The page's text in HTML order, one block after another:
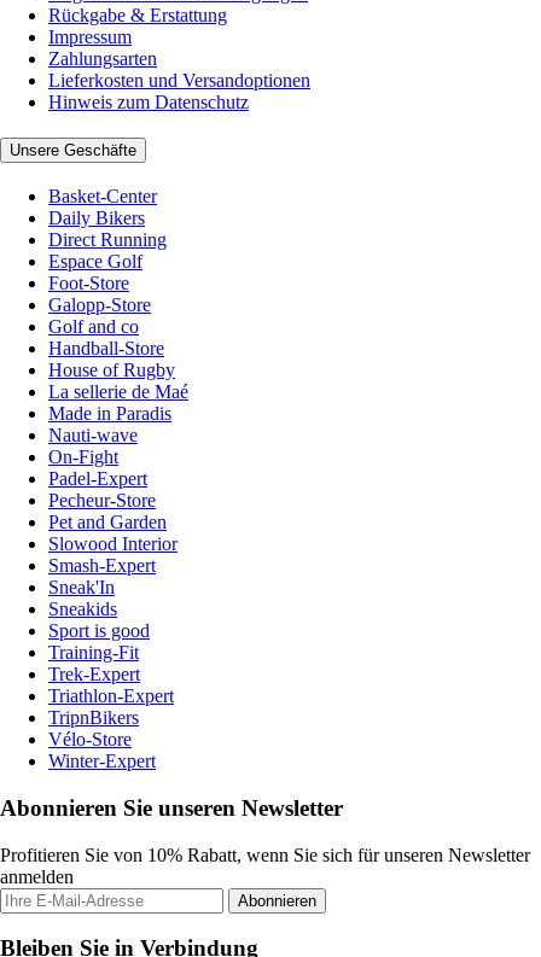
Rückgabe & Erstattung
Impressum
Zahlungsarten
Lieferkosten und Versandoptionen
Hinweis zum Datenschutz
Unsere Geschäfte
Basket-Center
Daily Bikers
Direct Running
Espace Golf
Foot-Store
Galopp-Store
Golf and co
Handball-Store
House of Rugby
La sellerie de Maé
Made in Paradis
Nauti-wave
On-Fight
Padel-Expert
Pecheur-Store
Pet and Garden
Slowood Interior
Smash-Expert
Sneak'In
Sneakids
Sport is good
Training-Fit
Trek-Expert
Triathlon-Expert
TripnBikers
Vélo-Store
Winter-Expert
Abonnieren Sie unseren Newsletter
Profitieren Sie von 10% Rabatt, wenn Sie sich für unseren Newsletter
anmelden
Abonnieren
Bleiben Sie in Verbindung